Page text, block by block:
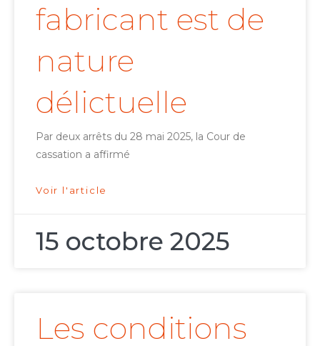
fabricant est de
nature
délictuelle
Par deux arrêts du 28 mai 2025, la Cour de
cassation a affirmé
Voir l'article
15 octobre 2025
Les conditions